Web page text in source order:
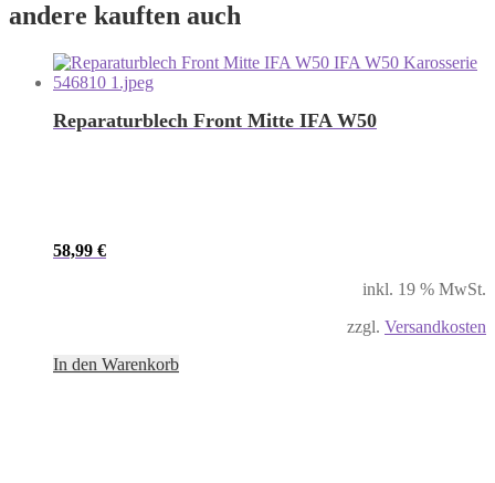
andere kauften auch
Reparaturblech Front Mitte IFA W50
58,99 €
inkl. 19 % MwSt.
zzgl. Versandkosten
In den Warenkorb